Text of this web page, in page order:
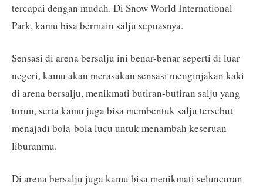
tercapai dengan mudah. Di Snow World International
Park, kamu bisa bermain salju sepuasnya.
Sensasi di arena bersalju ini benar-benar seperti di luar
negeri, kamu akan merasakan sensasi menginjakan kaki
di arena bersalju, menikmati butiran-butiran salju yang
turun, serta kamu juga bisa membentuk salju tersebut
menajadi bola-bola lucu untuk menambah keseruan
liburanmu.
Di arena bersalju juga kamu bisa menikmati seluncuran